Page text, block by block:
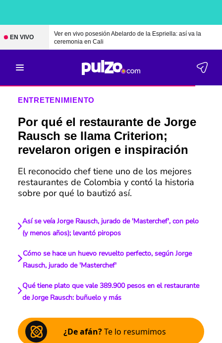
EN VIVO
Ver en vivo posesión Abelardo de la Espriella: así va la
ceremonia en Cali
ENTRETENIMIENTO
Por qué el restaurante de Jorge
Rausch se llama Criterion;
revelaron origen e inspiración
El reconocido chef tiene uno de los mejores
restaurantes de Colombia y contó la historia
sobre por qué lo bautizó así.
Así se veía Jorge Rausch, jurado de 'Masterchef', con pelo
(y menos años); levantó piropos
Cómo se hace un huevo revuelto perfecto, según Jorge
Rausch, jurado de 'Masterchef'
Qué tiene plato que vale 389.900 pesos en el restaurante
de Jorge Rausch: buñuelo y más
¿De afán?Te lo resumimos